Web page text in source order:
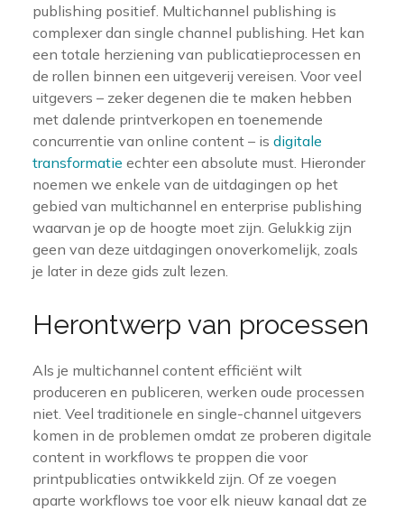
publishing positief. Multichannel publishing is
complexer dan single channel publishing. Het kan
een totale herziening van publicatieprocessen en
de rollen binnen een uitgeverij vereisen. Voor veel
uitgevers – zeker degenen die te maken hebben
met dalende printverkopen en toenemende
concurrentie van online content – is digitale
transformatie echter een absolute must. Hieronder
noemen we enkele van de uitdagingen op het
gebied van multichannel en enterprise publishing
waarvan je op de hoogte moet zijn. Gelukkig zijn
geen van deze uitdagingen onoverkomelijk, zoals
je later in deze gids zult lezen.
Herontwerp van processen
Als je multichannel content efficiënt wilt
produceren en publiceren, werken oude processen
niet. Veel traditionele en single-channel uitgevers
komen in de problemen omdat ze proberen digitale
content in workflows te proppen die voor
printpublicaties ontwikkeld zijn. Of ze voegen
aparte workflows toe voor elk nieuw kanaal dat ze